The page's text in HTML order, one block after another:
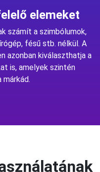
elemeket
számít a szimbólumok,
fésű stb. nélkül. A
azonban kiválaszthatja a
is, amelyek szintén